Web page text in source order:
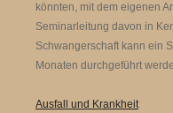
könnten, mit dem eigenen
Seminarleitung davon in
Schwangerschaft kann ein
Monaten durchgeführt
Ausfall und Krankheit